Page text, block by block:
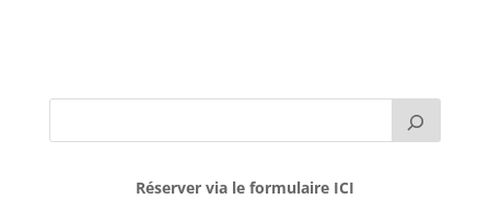
Réserver via le formulaire ICI